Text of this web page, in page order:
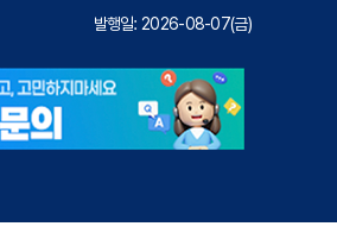
발행일: 2026-08-07(금)